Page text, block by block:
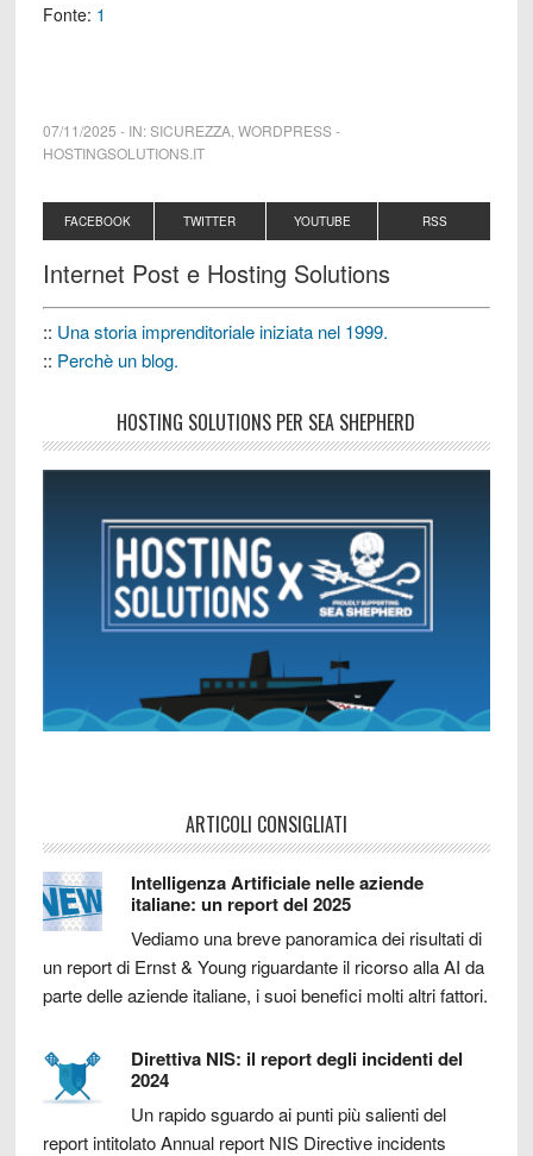
Fonte: 1
07/11/2025 - IN:SICUREZZA, WORDPRESS-
HOSTINGSOLUTIONS.IT
FACEBOOK TWITTER YOUTUBE RSS
Internet Post e Hosting Solutions
:: Una storia imprenditoriale iniziata nel 1999.
:: Perchè un blog.
HOSTING SOLUTIONS PER SEA SHEPHERD
ARTICOLI CONSIGLIATI
Intelligenza Artificiale nelle aziende
italiane: un report del 2025
Vediamo una breve panoramica dei risultati di
un report di Ernst & Young riguardante il ricorso alla AI da
parte delle aziende italiane, i suoi benefici molti altri fattori.
Direttiva NIS: il report degli incidenti del
2024
Un rapido sguardo ai punti più salienti del
report intitolato Annual report NIS Directive incidents